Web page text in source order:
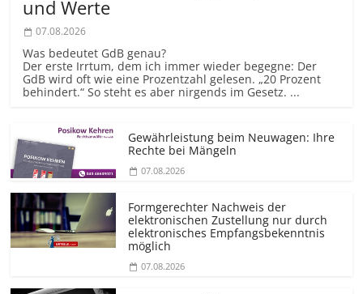
und Werte
07.08.2026
Was bedeutet GdB genau?
Der erste Irrtum, dem ich immer wieder begegne: Der
GdB wird oft wie eine Prozentzahl gelesen. „20 Prozent
behindert.“ So steht es aber nirgends im Gesetz. ...
Gewährleistung beim Neuwagen: Ihre
Rechte bei Mängeln
07.08.2026
Formgerechter Nachweis der
elektronischen Zustellung nur durch
elektronisches Empfangsbekenntnis
möglich
07.08.2026